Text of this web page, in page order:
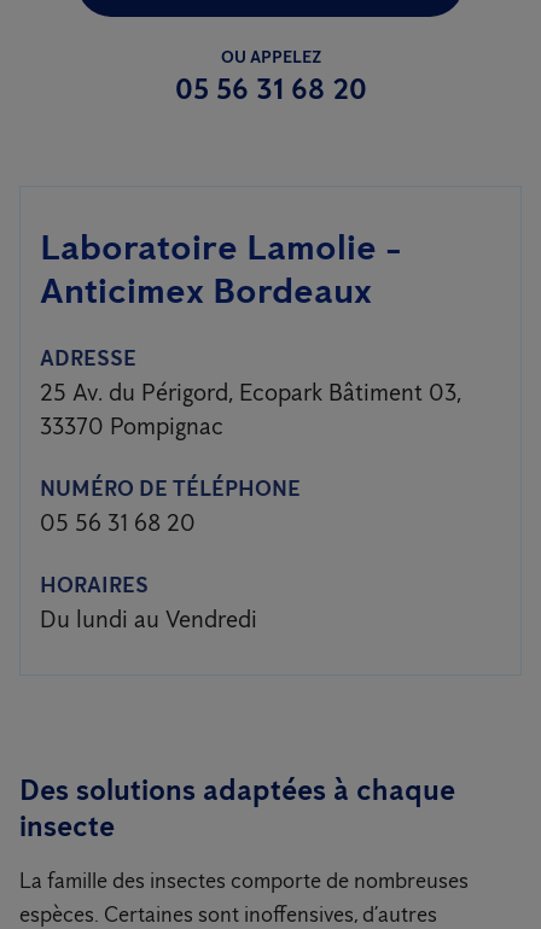
OU APPELEZ
05 56 31 68 20
Laboratoire Lamolie -
Anticimex Bordeaux
ADRESSE
25 Av. du Périgord, Ecopark Bâtiment 03,
33370 Pompignac
NUMÉRO DE TÉLÉPHONE
05 56 31 68 20
HORAIRES
Du lundi au Vendredi
Des solutions adaptées à chaque
insecte
La famille des insectes comporte de nombreuses
espèces. Certaines sont inoffensives, d’autres